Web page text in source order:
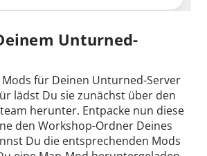
Unturned-
für Deinen Unturned-Server
lädst Du sie zunächst über den
herunter. Entpacke nun diese
den Workshop-Ordner Deines
Du die entsprechenden Mods